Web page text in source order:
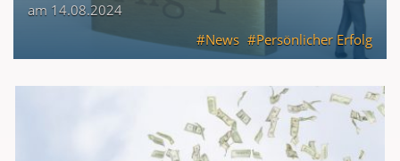
am 14.08.2024
News
Persönlicher Erfolg